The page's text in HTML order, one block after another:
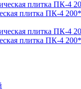
плитка ПК-4
плитка ПК-4